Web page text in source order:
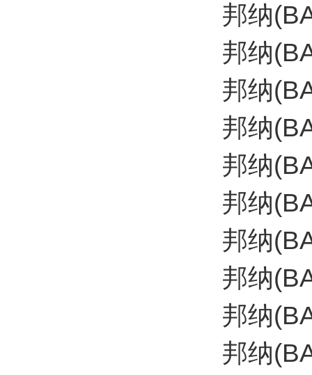
邦纳
邦纳
邦纳
邦纳
邦纳
邦纳
邦纳
邦纳
邦纳
邦纳